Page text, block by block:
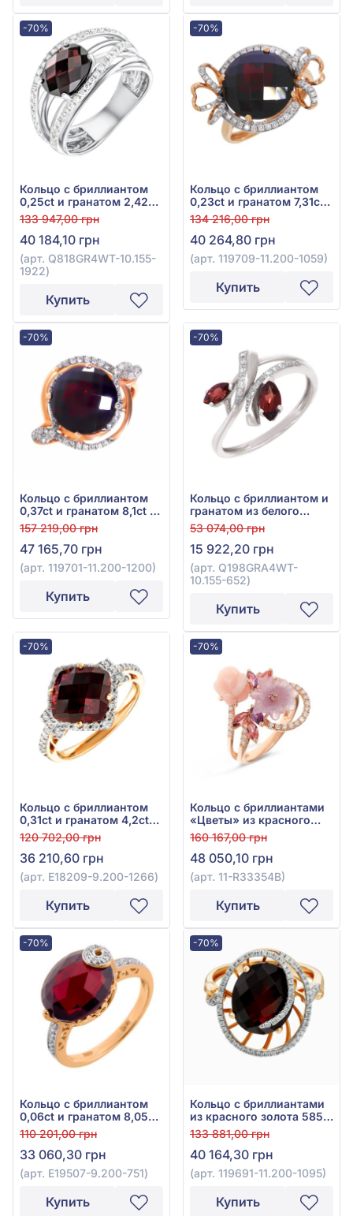
-70%
Кольцо с бриллиантом
0,25ct и гранатом 2,42ct
из белого золота 585°,
арт. Q818GR4WT-10.155-
1922
133 947,00 грн
40 184,10 грн
(арт. Q818GR4WT-10.155-
1922)
Купить
-70%
Кольцо с бриллиантом
0,23ct и гранатом 7,31ct
из красного золота 585°,
арт. 119709-11.200-1059
134 216,00 грн
40 264,80 грн
(арт. 119709-11.200-1059)
Купить
-70%
Кольцо с бриллиантом
0,37ct и гранатом 8,1ct из
красного золота 585°,
арт. 119701-11.200-1200
157 219,00 грн
47 165,70 грн
(арт. 119701-11.200-1200)
Купить
-70%
Кольцо с бриллиантом и
гранатом из белого
золота 585°, арт.
Q198GRA4WT-10.155-652
53 074,00 грн
15 922,20 грн
(арт. Q198GRA4WT-
10.155-652)
Купить
-70%
Кольцо с бриллиантом
0,31ct и гранатом 4,2ct
из красного золота 585°,
арт. E18209-9.200-1266
120 702,00 грн
36 210,60 грн
(арт. E18209-9.200-1266)
Купить
-70%
Кольцо с бриллиантами
«Цветы» из красного
золота 585° с
бриллиантом 0,31ct,
аметистом 1,18ct,
розовым топазом 0,27ct,
гранатом родолитом
0,22ct, розовым опалом
1,84ct, арт. 11-R33354В
160 167,00 грн
48 050,10 грн
(арт. 11-R33354В)
Купить
-70%
Кольцо с бриллиантом
0,06ct и гранатом 8,05ct
из красного золота 585°,
арт. E19507-9.200-751
110 201,00 грн
33 060,30 грн
(арт. E19507-9.200-751)
Купить
-70%
Кольцо с бриллиантами
из красного золота 585°
с бриллиантом 0,21ct и
гранатом 5,78ct, арт.
119691-11.200-1095
133 881,00 грн
40 164,30 грн
(арт. 119691-11.200-1095)
Купить